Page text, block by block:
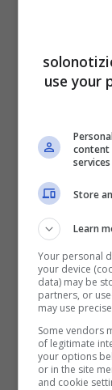
use your
content
Store
Learn
Your personal
your device
data) may be
partners, or
may use
Some vendors
of legitimate
your options
or in the site
and cookie